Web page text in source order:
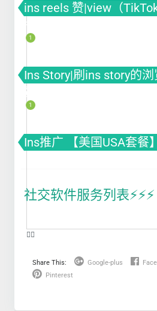
ins reels 赞|view（
版）
1
Ins Story|刷ins story的
赞|impression曝光|投票
1
Ins推广 【美国USA套餐
社交软件服务列表⚡️⚡️⚡️
❤️‍🔥
Share This: Google-plus
Pinterest